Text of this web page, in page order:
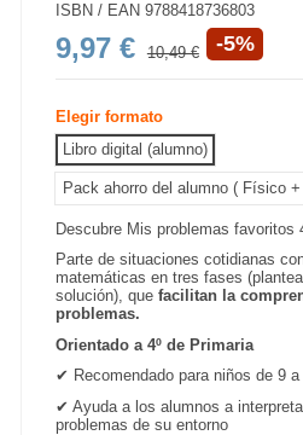
ISBN / EAN 9788418736803
9,97 € 10,49 € -5%
Elegir formato
Libro digital (alumno)
Pack ahorro del alumno ( Físico
Descubre Mis problemas favoritos
Parte de situaciones cotidianas
matemáticas en tres fases
solución), quefacilitan la
problemas.
Orientado a 4º de Primaria
✔ Recomendado para niños de 9
✔ Ayuda a los alumnos a
problemas de su entorno